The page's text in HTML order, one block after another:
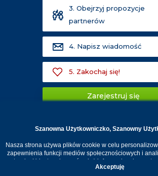
3. Obejrzyj propozycje
partnerów
4. Napisz wiadomość
5. Zakochaj się!
Zarejestruj się
Szanowna Użytkowniczko, Szanowny
Nasza strona używa plików cookie w celu
zapewnienia funkcji mediów społecznościowych i
stronie. Udostępniamy również informacje o
internetowej naszym zaufanym partnerom. Dzięki
Akceptuję